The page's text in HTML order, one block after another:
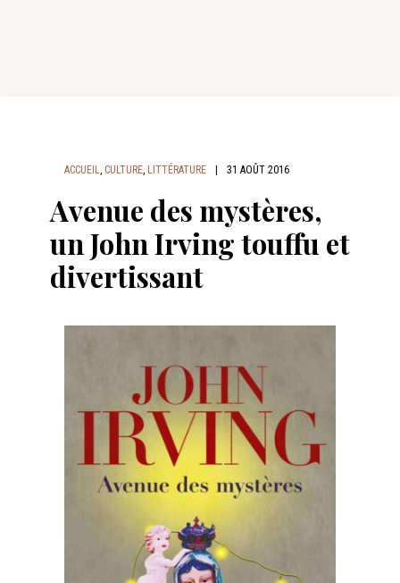
ACCUEIL, CULTURE, LITTÉRATURE 31 AOÛT 2016
Avenue des mystères,
un John Irving touffu et
divertissant